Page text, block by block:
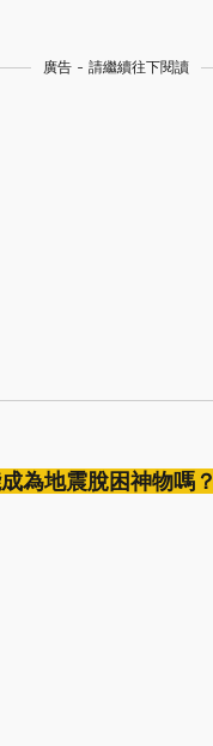
廣告 - 請繼續往下閱讀
為地震脫困神物嗎？